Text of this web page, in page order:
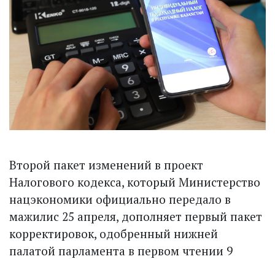
Второй пакет изменений в проект
Налогового кодекса, который Министерство
нацэкономики официально передало в
мажилис 25 апреля, дополняет первый пакет
корректировок, одобренный нижней
палатой парламента в первом чтении 9